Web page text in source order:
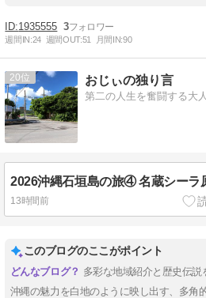
1935555 3
週間IN:24 週間OUT:51 月間IN:90
20 おじぃの独り言
第二の人生を奮闘する大
13時間前
このブログのここがポイント
多彩な地域紹介と歴史伝説
沖縄の魅力を白地のように映し出す、多角